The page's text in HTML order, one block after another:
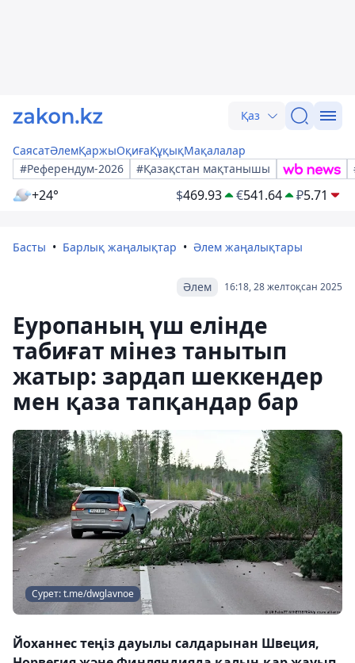
Қаз
СаясатӘлемҚаржыОқиғаҚұқықМақалалар
#Референдум-2026
#Қазақстан мақтанышы
+24° $469.93 €541.64 ₽5.71
Басты Барлық жаңалықтар Әлем жаңалықтары
16:18, 28 желтоқсан 2025
Әлем
Еуропаның үш елінде
табиғат мінез танытып
жатыр: зардап шеккендер
мен қаза тапқандар бар
Сурет: t.me/dwglavnoe
Йоханнес теңіз дауылы салдарынан Швеция,